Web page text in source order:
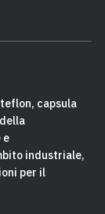
capsula
e
industriale,
per il